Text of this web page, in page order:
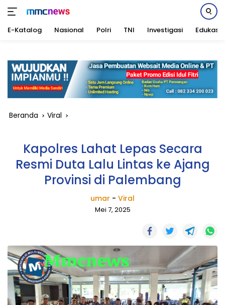
konten
E-Katalog Nasional Polri TNI Investigasi Edukasi
Beranda Viral
Kapolres Lahat Lepas Secara
Resmi Duta Lalu Lintas ke Ajang
Provinsi di Palembang
umar - Viral
Mei 7, 2025